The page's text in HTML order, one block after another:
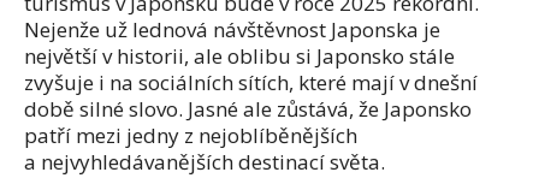
Nejenže už lednová návštěvnost Japonska je
největší v historii, ale oblibu si Japonsko stále
zvyšuje i na sociálních sítích, které mají v dnešní
době silné slovo. Jasné ale zůstává, že Japonsko
patří mezi jedny z nejoblíběnějších
a nejvyhledávanějších destinací světa.